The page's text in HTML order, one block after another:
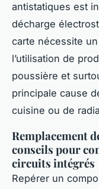
antistatiques est
décharge
carte nécessite
l’utilisation de
poussière et
principale cause
cuisine ou de
Remplacement
conseils pour
circuits intégrés
Repérer un